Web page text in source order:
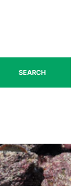
SEARCH